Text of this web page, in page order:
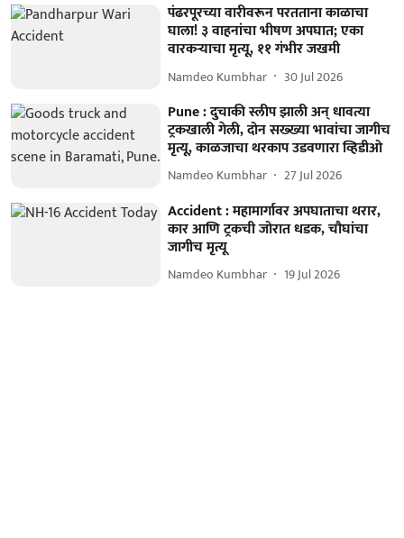
पंढरपूरच्या वारीवरून परतताना काळाचा
घाला! ३ वाहनांचा भीषण अपघात; एका
वारकऱ्याचा मृत्यू, ११ गंभीर जखमी
Namdeo Kumbhar 30 Jul 2026
Pune : दुचाकी स्लीप झाली अन् धावत्या
ट्रकखाली गेली, दोन सख्ख्या भावांचा जागीच
मृत्यू, काळजाचा थरकाप उडवणारा व्हिडीओ
Namdeo Kumbhar 27 Jul 2026
Accident : महामार्गावर अपघाताचा थरार,
कार आणि ट्रकची जोरात धडक, चौघांचा
जागीच मृत्यू
Namdeo Kumbhar 19 Jul 2026